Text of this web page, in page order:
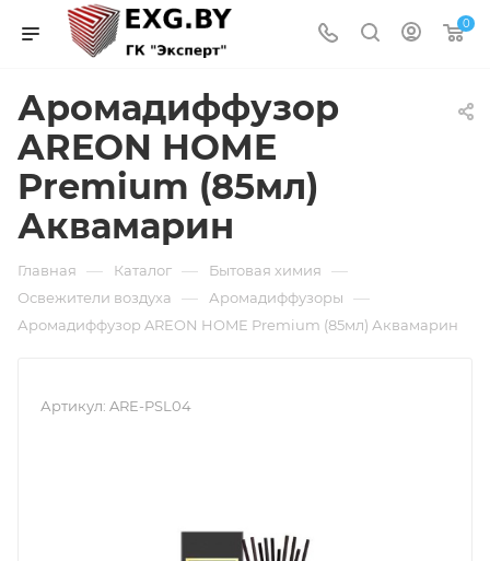
0
Аромадиффузор
AREON HOME
Premium (85мл)
Аквамарин
Главная — Каталог — Бытовая химия —
Освежители воздуха — Аромадиффузоры —
Аромадиффузор AREON HOME Premium (85мл) Аквамарин
Артикул: ARE-PSL04